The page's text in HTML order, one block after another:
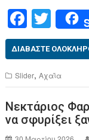
F
a
c
e
b
o
o
T
wi
tt
er
ΔΙΑΒΆΣΤΕ
Slider,Αχαΐα
Νεκτάριος
να σφυρίξει